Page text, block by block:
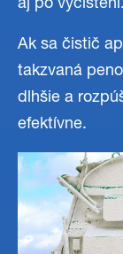
aj po vyčistení.
Ak sa čistič
takzvaná
dlhšie a
efektívne.